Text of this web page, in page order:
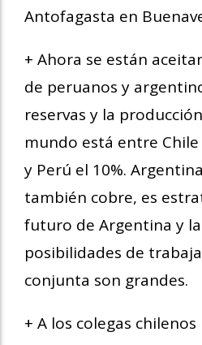
Antofagasta en
+ Ahora se están
de peruanos y
reservas y la
mundo está entre Chile
y Perú el 10%.
también cobre, es
futuro de Argentina y
posibilidades de
conjunta son grandes.
+ A los colegas